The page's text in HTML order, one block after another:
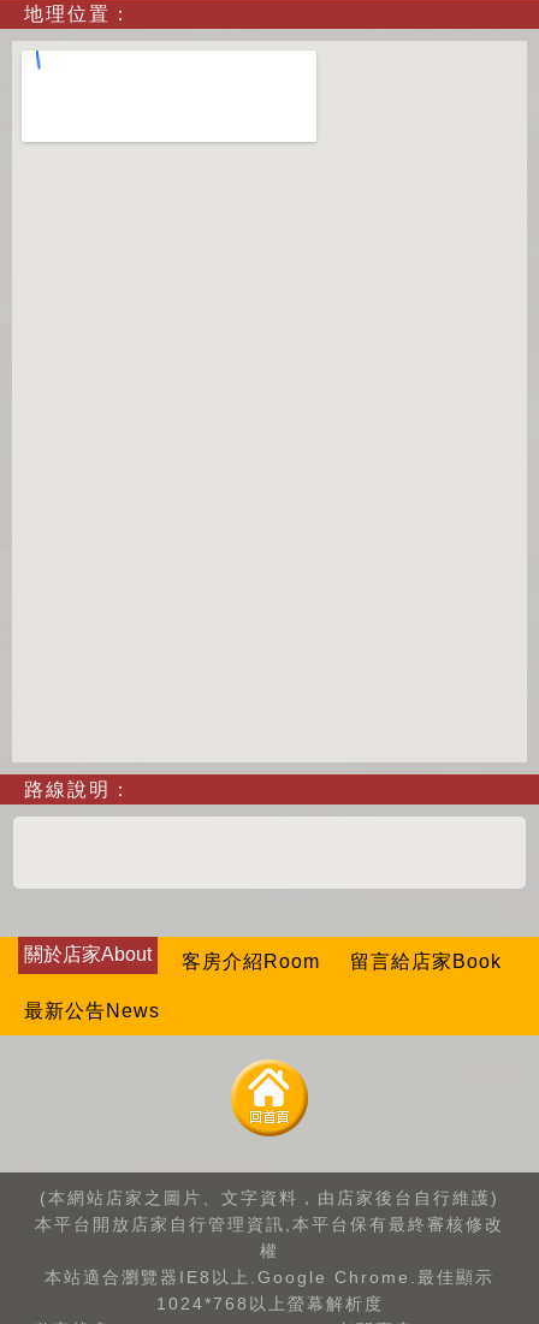
地理位置：
路線說明：
關於店家About 客房介紹Room 留言給店家Book
最新公告News
(本網站店家之圖片、文字資料，由店家後台自行維護)
本平台開放店家自行管理資訊,本平台保有最終審核修改
權
本站適合瀏覽器IE8以上.Google Chrome.最佳顯示
1024*768以上螢幕解析度